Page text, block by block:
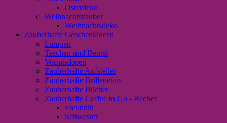
Osterdeko
Weihnachtszauber
Weihnachtsdeko
Zauberhafte Geschenkideen
Lampen
Taschen und Beutel
Vorratsdosen
Zauberhafte Aufsteller
Zauberhafte Brillenetuis
Zauberhafte Bücher
Zauberhafte Coffee to Go - Becher
Freundin
Schwester